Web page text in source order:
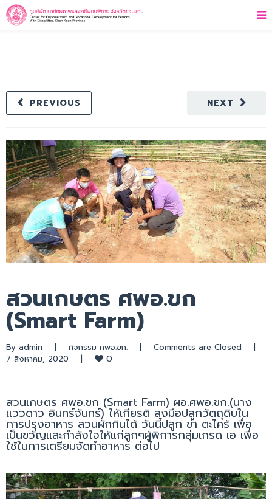
NEXT
PREVIOUS
สวนเกษตร ศพอ.ขก
(Smart Farm)
By admin | กิจกรรม ศพอ.ขก. | Comments are Closed
|
7 สิงหาคม, 2020 | 0
สวนเกษตร ศพอ.ขก (Smart Farm) ผอ.ศพอ.ขก.(นาง
แววดาว อินทร์จันทร์) ให้เกียรติ ลงมือปลูกวัตถุดิบใน
การปรุงอาหาร สวนผักกินได้ วันนี้ปลูก ข่า ตะไคร้ เพื่อ
เป็นขวัญและกำลังใจให้แก่ลูกๆผู้พิการกลุ่มเกรด เอ เพื่อ
ใช้ในการเตรียมจัดทำอาหาร ต่อไป